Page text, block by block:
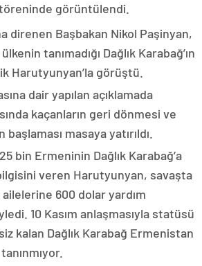
görüntülendi.
direnen Başbakan Nikol Paşinyan,
tanımadığı Dağlık Karabağ’ın
Harutyunyan’la görüştü.
dair yapılan açıklamada
kaçanların geri dönmesi ve
masaya yatırıldı.
bin Ermeninin Dağlık Karabağ’a
veren Harutyunyan, savaşta
600 dolar yardım
10 Kasım anlaşmasıyla statüsü
kalan Dağlık Karabağ Ermenistan